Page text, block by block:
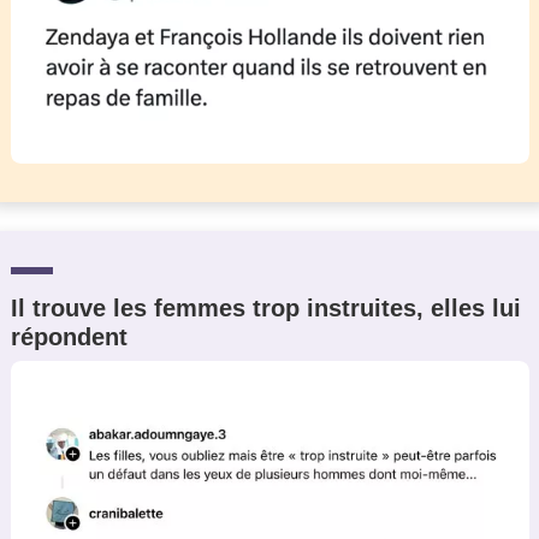
Il trouve les femmes trop instruites, elles lui
répondent